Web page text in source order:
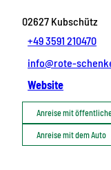
02627 Kubschütz
+49 3591 210470
info@rote-
Website
Anreise mit
Anreise mit dem Auto